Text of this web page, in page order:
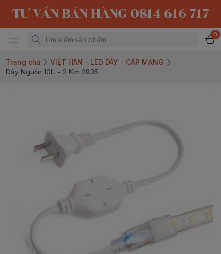
TƯ VẤN BÁN HÀNG 0814 616 717
0
Trang chủ
VIỆT HÀN - LED DÂY - CÁP MẠNG
Dây Nguồn 10Li - 2 Kim 2835